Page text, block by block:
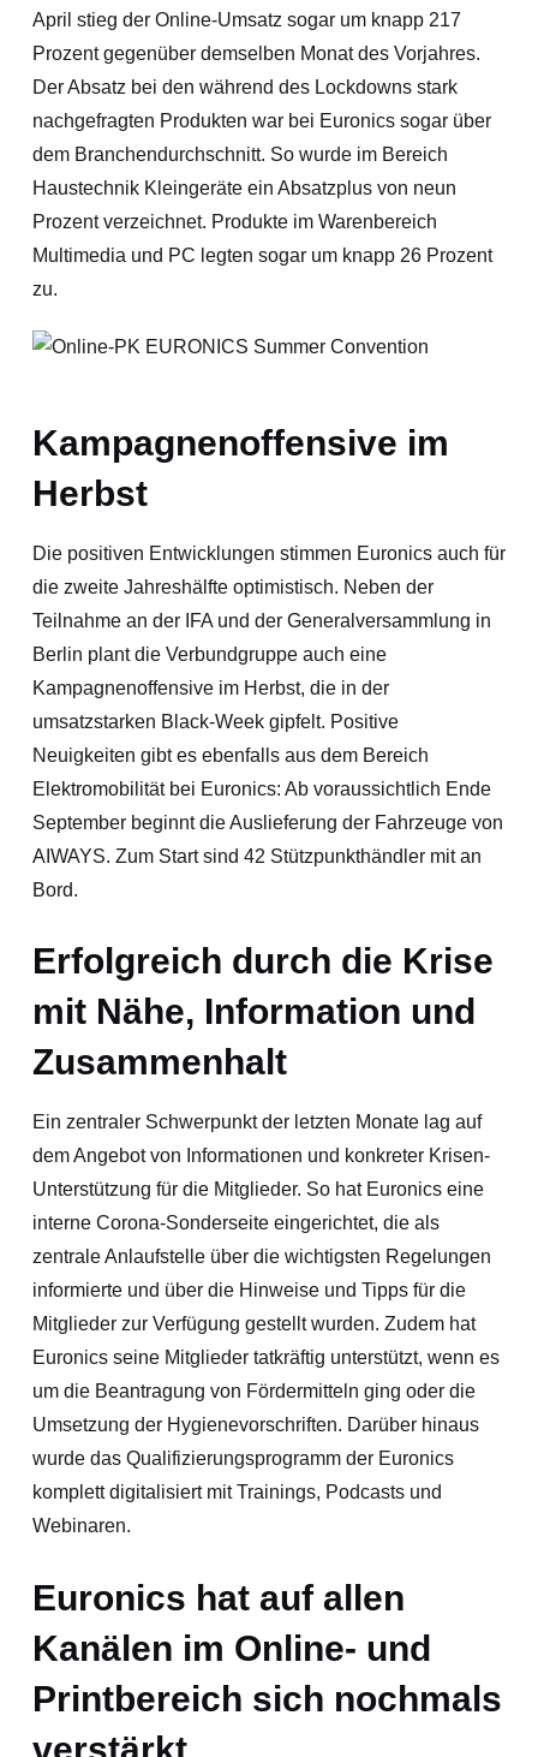
April stieg der Online-Umsatz sogar um knapp 217
Prozent gegenüber demselben Monat des Vorjahres.
Der Absatz bei den während des Lockdowns stark
nachgefragten Produkten war bei Euronics sogar über
dem Branchendurchschnitt. So wurde im Bereich
Haustechnik Kleingeräte ein Absatzplus von neun
Prozent verzeichnet. Produkte im Warenbereich
Multimedia und PC legten sogar um knapp 26 Prozent
zu.
Kampagnenoffensive im
Herbst
Die positiven Entwicklungen stimmen Euronics auch für
die zweite Jahreshälfte optimistisch. Neben der
Teilnahme an der IFA und der Generalversammlung in
Berlin plant die Verbundgruppe auch eine
Kampagnenoffensive im Herbst, die in der
umsatzstarken Black-Week gipfelt. Positive
Neuigkeiten gibt es ebenfalls aus dem Bereich
Elektromobilität bei Euronics: Ab voraussichtlich Ende
September beginnt die Auslieferung der Fahrzeuge von
AIWAYS. Zum Start sind 42 Stützpunkthändler mit an
Bord.
Erfolgreich durch die Krise
mit Nähe, Information und
Zusammenhalt
Ein zentraler Schwerpunkt der letzten Monate lag auf
dem Angebot von Informationen und konkreter Krisen-
Unterstützung für die Mitglieder. So hat Euronics eine
interne Corona-Sonderseite eingerichtet, die als
zentrale Anlaufstelle über die wichtigsten Regelungen
informierte und über die Hinweise und Tipps für die
Mitglieder zur Verfügung gestellt wurden. Zudem hat
Euronics seine Mitglieder tatkräftig unterstützt, wenn es
um die Beantragung von Fördermitteln ging oder die
Umsetzung der Hygienevorschriften. Darüber hinaus
wurde das Qualifizierungsprogramm der Euronics
komplett digitalisiert mit Trainings, Podcasts und
Webinaren.
Euronics hat auf allen
Kanälen im Online- und
Printbereich sich nochmals